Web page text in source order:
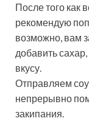
После того как
рекомендую
возможно, вам
добавить
вкусу.
Отправляем
непрерывно
закипания.